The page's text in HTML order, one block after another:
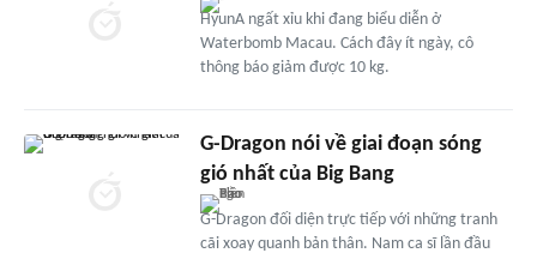
HyunA ngất xỉu khi đang biểu diễn ở
Waterbomb Macau. Cách đây ít ngày, cô
thông báo giảm được 10 kg.
G-Dragon nói về giai đoạn sóng
gió nhất của Big Bang
G-Dragon đối diện trực tiếp với những tranh
cãi xoay quanh bản thân. Nam ca sĩ lần đầu